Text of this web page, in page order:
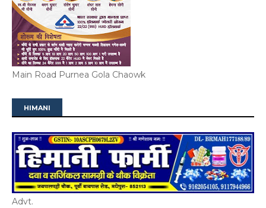
Main Road Purnea Gola Chaowk
HIMANI
Advt.